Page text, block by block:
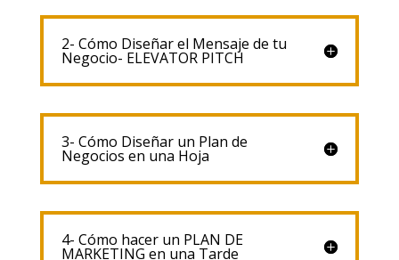
2- Cómo Diseñar el Mensaje de tu
Negocio- ELEVATOR PITCH
3- Cómo Diseñar un Plan de
Negocios en una Hoja
4- Cómo hacer un PLAN DE
MARKETING en una Tarde